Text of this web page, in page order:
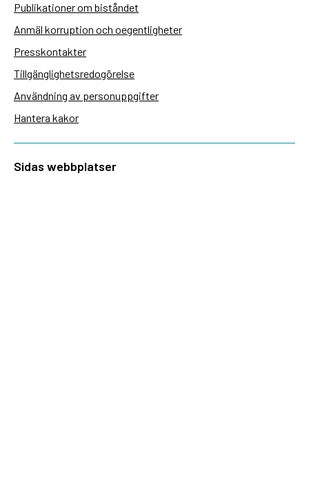
Publikationer om biståndet
Anmäl korruption och oegentligheter
Presskontakter
Tillgänglighetsredogörelse
Användning av personuppgifter
Hantera kakor
Sidas webbplatser